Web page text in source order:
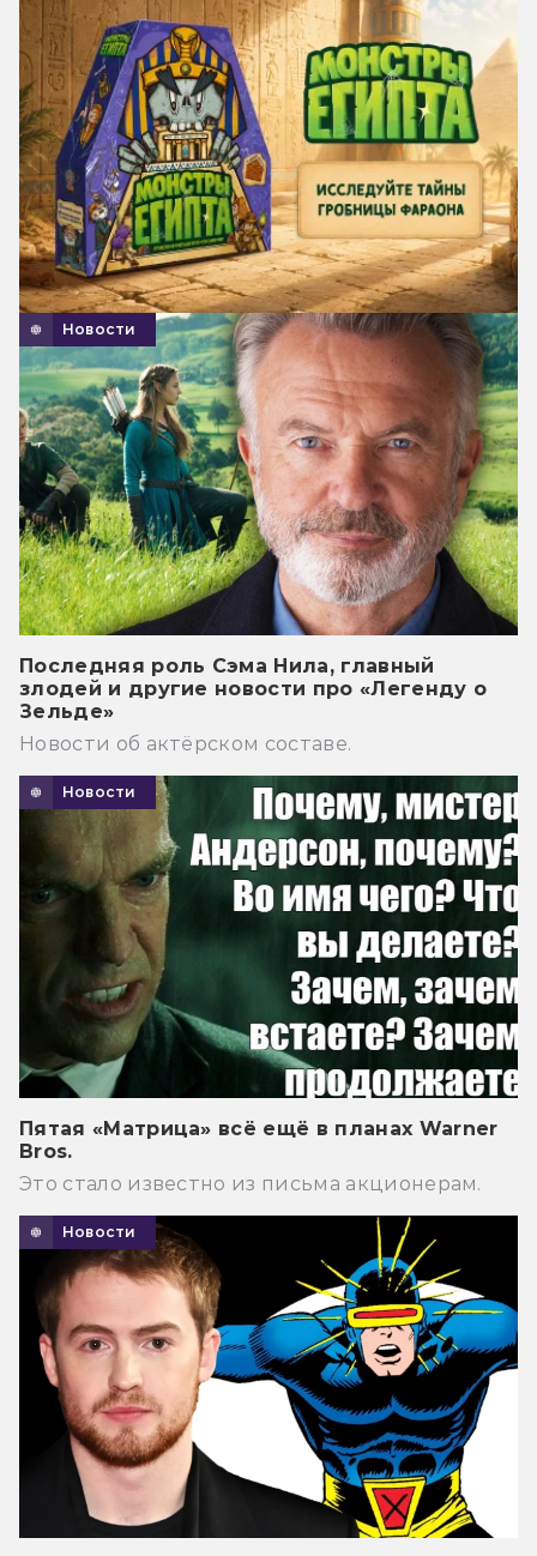
Новости
Последняя роль Сэма Нила, главный
злодей и другие новости про «Легенду о
Зельде»
Новости об актёрском составе.
Новости
Пятая «Матрица» всё ещё в планах Warner
Bros.
Это стало известно из письма акционерам.
Новости